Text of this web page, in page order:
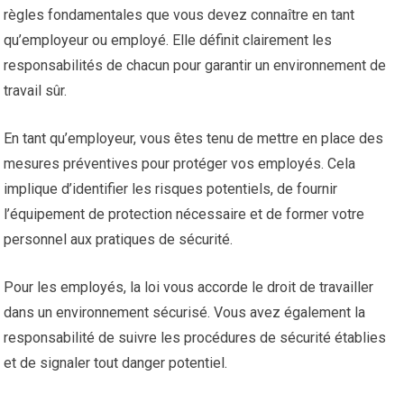
règles fondamentales que vous devez connaître en tant
qu’employeur ou employé. Elle définit clairement les
responsabilités de chacun pour garantir un environnement de
travail sûr.
En tant qu’employeur, vous êtes tenu de mettre en place des
mesures préventives pour protéger vos employés. Cela
implique d’identifier les risques potentiels, de fournir
l’équipement de protection nécessaire et de former votre
personnel aux pratiques de sécurité.
Pour les employés, la loi vous accorde le droit de travailler
dans un environnement sécurisé. Vous avez également la
responsabilité de suivre les procédures de sécurité établies
et de signaler tout danger potentiel.